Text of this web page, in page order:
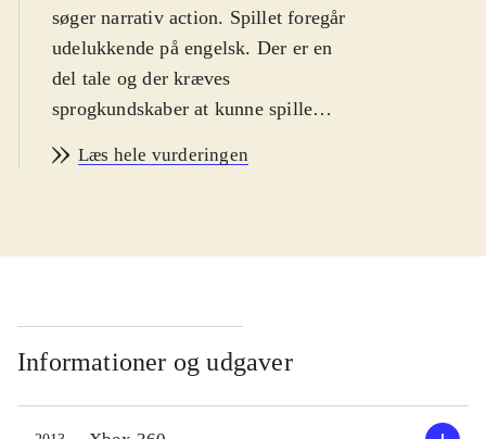
søger narrativ action. Spillet foregår
udelukkende på engelsk. Der er en
del tale og der kræves
sprogkundskaber at kunne spille
pga. vold, narko og profaniteter
i hovedstadens undergrundsbane.
stråling. Dæmonlignende væsener er
begyndt at finde vej til undergrunden.
Man spiller som Artyom, en ung fyr
der har missionen, at aflevere en
Læs hele vurderingen
Informationer og udgaver